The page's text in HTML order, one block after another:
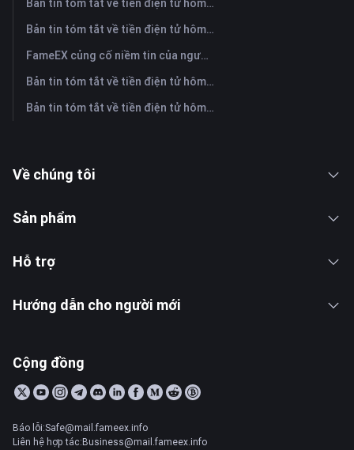
Bản tin tóm tắt về tiền điện tử hôm nay trên FameEX | Ngày 30 tháng 7 năm 2026
Bản tin tóm tắt về tiền điện tử hôm nay trên FameEX | Ngày 29 tháng 7 năm 2026
FameEX củng cố niềm tin của người dùng thông qua tám năm hoạt động ổn định và tăng trưởng toàn cầu
Bản tin tóm tắt về tiền điện tử hôm nay trên FameEX | Ngày 28 tháng 7 năm 2026
Bản tin tóm tắt về tiền điện tử hôm nay trên FameEX | Ngày 27 tháng 7 năm 2026
Về chúng tôi
Sản phẩm
Hỗ trợ
Hướng dẫn cho người mới
Cộng đồng
Báo lỗi:Safe@mail.fameex.info
Liên hệ hợp tác:Business@mail.fameex.info